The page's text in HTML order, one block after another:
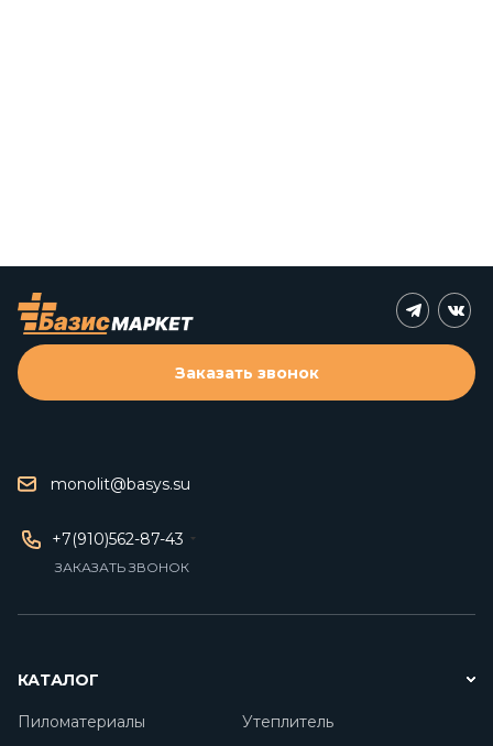
monolit@basys.su
+7(910)562-87-43
ЗАКАЗАТЬ ЗВОНОК
Заказать звонок
КАТАЛОГ
Пиломатериалы
Утеплитель